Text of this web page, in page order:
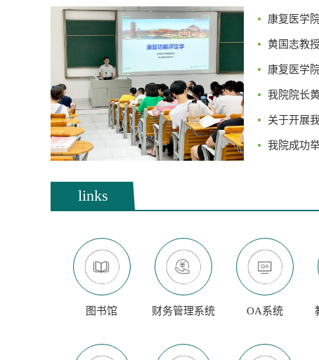
康复医学
黄国志教
康复医学
我院院长
关于开展
我院成功
links
图书馆 财务管理系统 OA系统